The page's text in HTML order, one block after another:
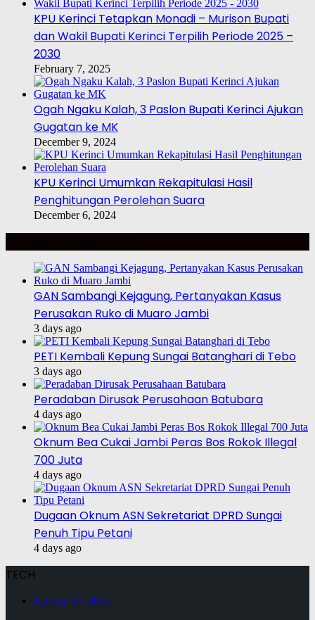
KPU Kerinci Tetapkan Monadi – Murison Bupati
dan Wakil Bupati Kerinci Terpilih Periode 2025 –
2030
February 7, 2025
Ogah Ngaku Kalah, 3 Paslon Bupati Kerinci Ajukan
Gugatan ke MK
December 9, 2024
KPU Kerinci Umumkan Rekapitulasi Hasil
Penghitungan Perolehan Suara
December 6, 2024
GAN Sambangi Kejagung, Pertanyakan Kasus
Perusakan Ruko di Muaro Jambi
3 days ago
PETI Kembali Kepung Sungai Batanghari di Tebo
3 days ago
Peradaban Dirusak Perusahaan Batubara
4 days ago
Oknum Bea Cukai Jambi Peras Bos Rokok Illegal
700 Juta
4 days ago
Dugaan Oknum ASN Sekretariat DPRD Sungai
Penuh Tipu Petani
4 days ago
TECH
January 19, 2026